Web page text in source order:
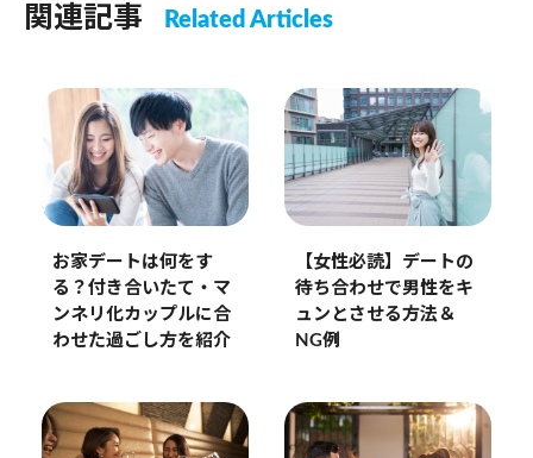
関連記事 Related Articles
お家デートは何をす
る？付き合いたて・マ
ンネリ化カップルに合
わせた過ごし方を紹介
【女性必読】デートの
待ち合わせで男性をキ
ュンとさせる方法＆
NG例